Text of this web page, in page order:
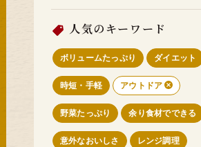
人気のキーワード
ボリュームたっぷり ダイエット
時短・手軽 アウトドア
野菜たっぷり 余り食材でできる
意外なおいしさ レンジ調理